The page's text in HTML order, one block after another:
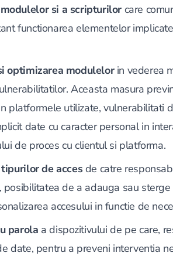
si a scripturilorcare
functionarea elementelor
optimizarea modulelorin vederea
Aceasta masura
platformele utilizate, vulnerabilitati
date cu caracter personal in
de proces cu clientul si platforma.
de acces de catre
posibilitatea de a adauga sau
accesului in functie de
parola a dispozitivului de pe care,
date, pentru a preveni interventia